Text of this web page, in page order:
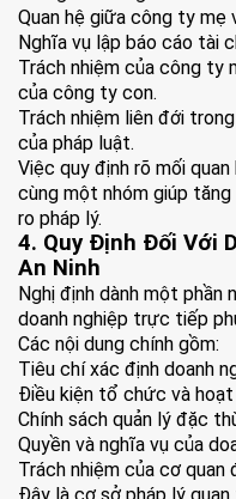
Quan hệ giữa công ty mẹ
Nghĩa vụ lập báo cáo tài
Trách nhiệm của công ty
của công ty con.
Trách nhiệm liên đới
của pháp luật.
Việc quy định rõ mối
cùng một nhóm giúp
ro pháp lý.
4. Quy Định Đối Với
An Ninh
Nghị định dành một phần
doanh nghiệp trực tiếp
Các nội dung chính gồm:
Tiêu chí xác định doanh
Điều kiện tổ chức và hoạt
Chính sách quản lý đặc
Quyền và nghĩa vụ của
Trách nhiệm của cơ quan
Đây là cơ sở pháp lý